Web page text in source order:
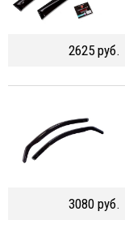
2625 руб.
3080 руб.